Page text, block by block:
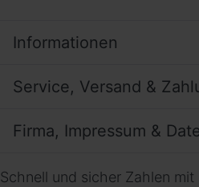
Informationen
Service, Versand &
Firma, Impressum &
Schnell und sicher Zahlen mit